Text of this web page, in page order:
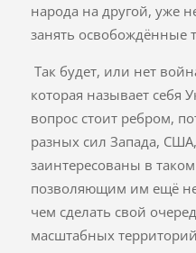
народа на другой, уже
занять освобождённые
Так будет, или нет
которая называет себя
вопрос стоит ребром,
разных сил Запада,
заинтересованы в
позволяющим им ещё
чем сделать свой
масштабных